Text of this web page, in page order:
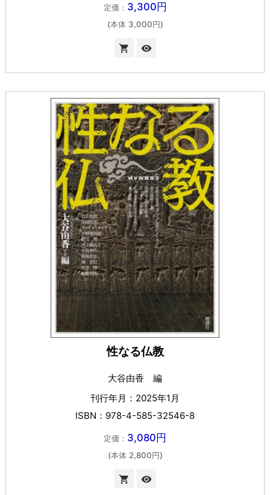
定価： 3,300円
(本体 3,000円)
 visibility
性なる仏教
大谷由香 編
刊行年月：2025年1月
ISBN：978-4-585-32546-8
定価： 3,080円
(本体 2,800円)
 visibility